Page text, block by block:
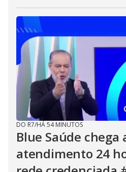
DO R7/HÁ 54 MINUTOS
Blue Saúde chega
atendimento 24